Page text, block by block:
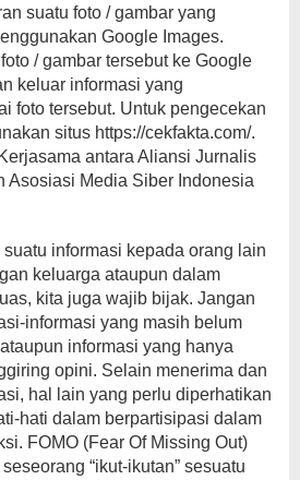
suatu foto / gambar yang
Google Images.
/ gambar tersebut ke Google
keluar informasi yang
foto tersebut. Untuk pengecekan
situs https://cekfakta.com/.
antara Aliansi Jurnalis
Asosiasi Media Siber Indonesia
informasi kepada orang lain
keluarga ataupun dalam
kita juga wajib bijak. Jangan
informasi yang masih belum
informasi yang hanya
opini. Selain menerima dan
hal lain yang perlu diperhatikan
hati dalam berpartisipasi dalam
FOMO (Fear Of Missing Out)
“ikut-ikutan” sesuatu